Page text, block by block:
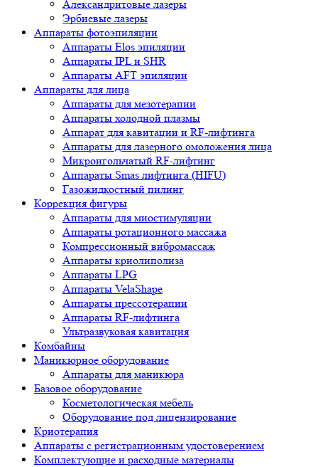
Александритовые лазеры
Эрбиевые лазеры
Аппараты фотоэпиляции
Аппараты Elos эпиляции
Аппараты IPL и SHR
Аппараты AFT эпиляции
Аппараты для лица
Аппараты для мезотерапии
Аппараты холодной плазмы
Аппарат для кавитации и RF-лифтинга
Аппараты для лазерного омоложения лица
Микроигольчатый RF-лифтинг
Аппараты Smas лифтинга (HIFU)
Газожидкостный пилинг
Коррекция фигуры
Аппараты для миостимуляции
Аппараты ротационного массажа
Компрессионный вибромассаж
Аппараты криолиполиза
Аппараты LPG
Аппараты VelaShape
Аппараты прессотерапии
Аппараты RF-лифтинга
Ультразвуковая кавитация
Комбайны
Маникюрное оборудование
Аппараты для маникюра
Базовое оборудование
Косметологическая мебель
Оборудование под лицензирование
Криотерапия
Аппараты c регистрационным удостоверением
Комплектующие и расходные материалы